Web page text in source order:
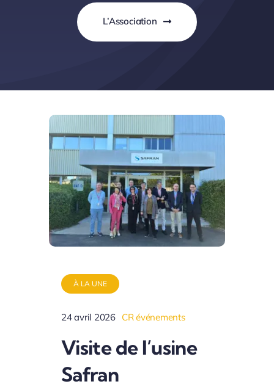
L’Association
À LA UNE
24 avril 2026 CR événements
Visite de l’usine
Safran